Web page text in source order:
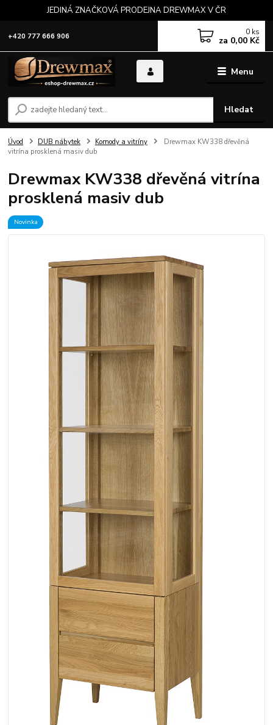
JEDINÁ ZNAČKOVÁ PRODEJNA DREWMAX V ČR
Menu
Hledat
+420 777 666 906 0 ks
za 0,00 Kč
Úvod DUB nábytek Komody a vitríny
Drewmax KW338 dřevěná
vitrína prosklená masiv dub
Drewmax KW338 dřevěná vitrína
prosklená masiv dub
Novinka